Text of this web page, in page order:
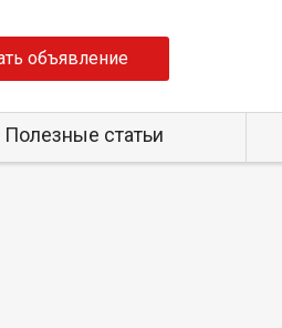
объявление
Полезные статьи